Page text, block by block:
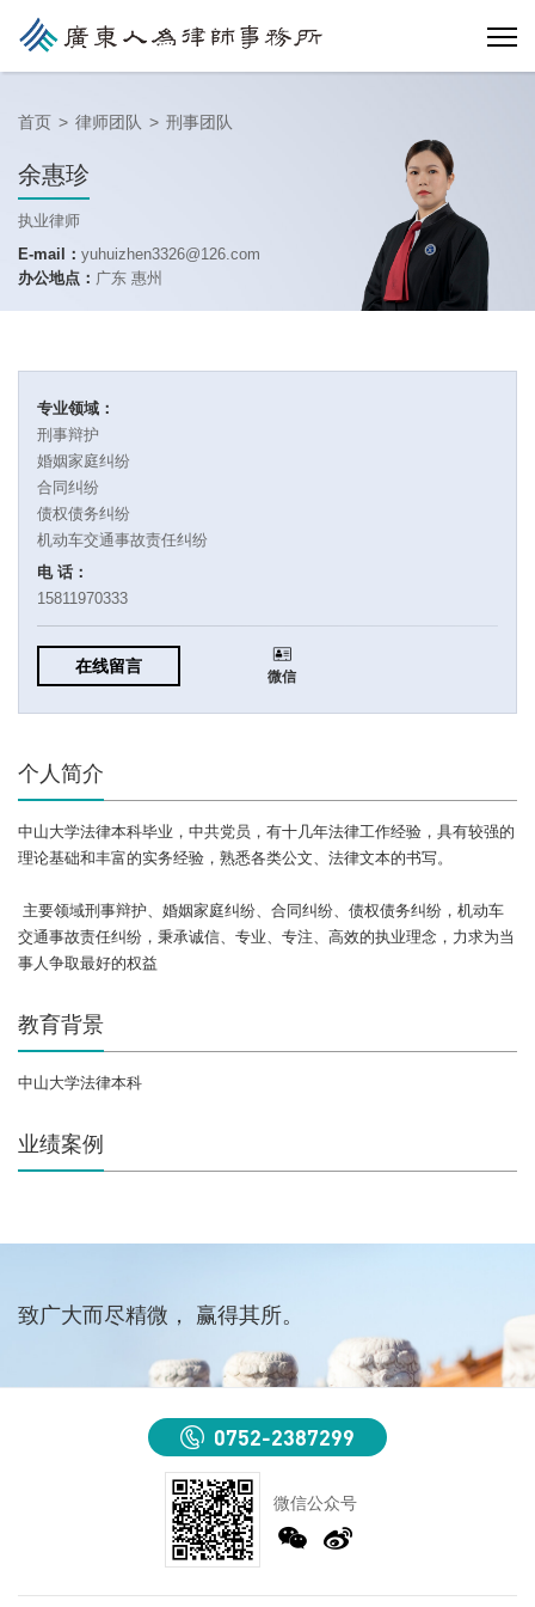
首页 > 律师团队 > 刑事团队
余惠珍
执业律师
E-mail： yuhuizhen3326@126.com
办公地点： 广东 惠州
专业领域：
刑事辩护
婚姻家庭纠纷
合同纠纷
债权债务纠纷
机动车交通事故责任纠纷
电 话：
15811970333
在线留言
微信
个人简介
中山大学法律本科毕业，中共党员，有十几年法律工作经验，具有较强的
理论基础和丰富的实务经验，熟悉各类公文、法律文本的书写。
主要领域刑事辩护、婚姻家庭纠纷、合同纠纷、债权债务纠纷，机动车
交通事故责任纠纷，秉承诚信、专业、专注、高效的执业理念，力求为当
事人争取最好的权益
教育背景
中山大学法律本科
业绩案例
致广大而尽精微， 赢得其所。
0752-2387299
微信公众号